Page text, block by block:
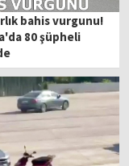
bahis vurgunu!
80 şüpheli